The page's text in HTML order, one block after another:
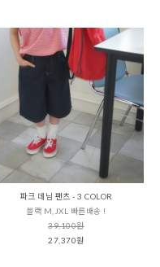
파크 데님 팬츠 - 3 COLOR
블랙 M,JXL 빠른배송 !
39,100원
27,370원